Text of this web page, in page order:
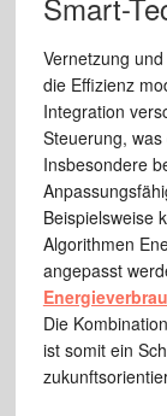
Vernetzung
die Effizienz
Integration
Steuerung,
Insbesondere
Beispielsweise
Algorithmen
angepasst
Die
ist somit ein